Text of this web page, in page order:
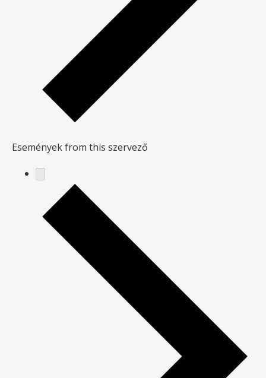
Események from this szervező